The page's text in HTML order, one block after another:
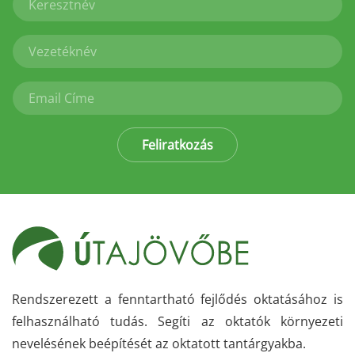
Feliratkozás
Rendszerezett a fenntartható fejlődés oktatásához is
felhasználható tudás. Segíti az oktatók környezeti
nevelésének beépítését az oktatott tantárgyakba.